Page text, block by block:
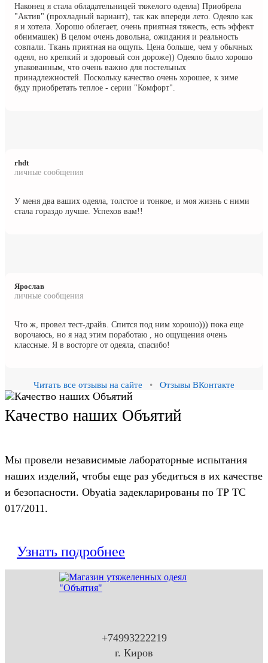
Наконец я стала обладательницей тяжелого одеяла) Приобрела
"Актив" (прохладный вариант), так как впереди лето. Одеяло как
я и хотела. Хорошо облегает, очень приятная тяжесть, есть эффект
обнимашек) В целом очень довольна, ожидания и реальность
совпали. Ткань приятная на ощупь. Цена больше, чем у обычных
одеял, но крепкий и здоровый сон дороже)) Одеяло было хорошо
упакованным, что очень важно для постельных
принадлежностей. Поскольку качество очень хорошее, к зиме
буду приобретать теплое - серии "Комфорт".
rhdt
личные сообщения
У меня два ваших одеяла, толстое и тонкое, и моя жизнь с ними
стала гораздо лучше. Успехов вам!!
Ярослав
личные сообщения
Что ж, провел тест-драйв. Спится под ним хорошо))) пока еще
ворочаюсь, но я над этим поработаю , но ощущения очень
классные. Я в восторге от одеяла, спасибо!
Читать все отзывы на сайте • Отзывы ВКонтакте
Качество наших Объятий
Мы провели независимые лабораторные испытания
наших изделий, чтобы еще раз убедиться в их качестве
и безопасности. Obyatia задекларированы по ТР ТС
017/2011.
Узнать подробнее
+74993222219
г. Киров